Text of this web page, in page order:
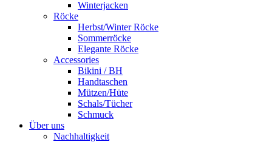
Winterjacken
Röcke
Herbst/Winter Röcke
Sommerröcke
Elegante Röcke
Accessories
Bikini / BH
Handtaschen
Mützen/Hüte
Schals/Tücher
Schmuck
Über uns
Nachhaltigkeit